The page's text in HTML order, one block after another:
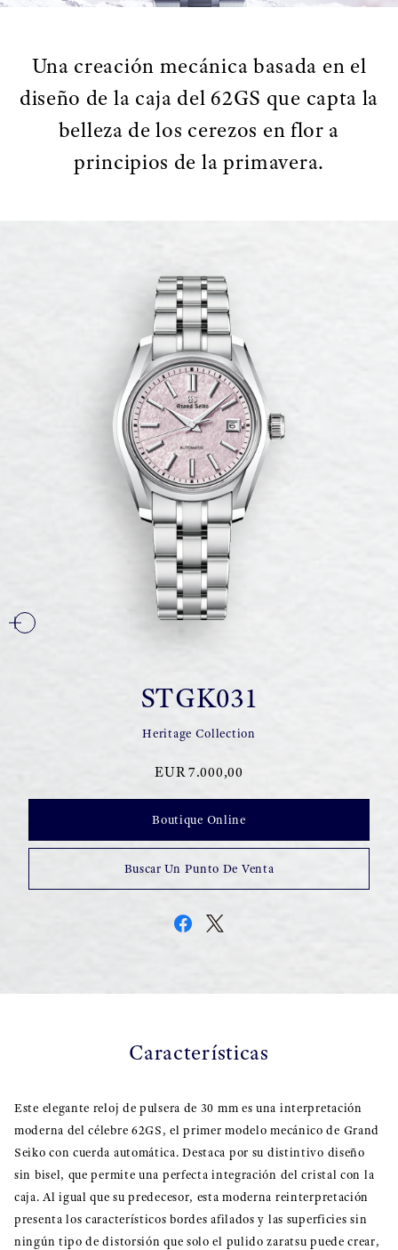
Una creación mecánica basada en el
diseño de la caja del 62GS que capta la
belleza de los cerezos en flor a
principios de la primavera.
STGK031
Heritage Collection
EUR 7.000,00
Boutique Online
Buscar Un Punto De Venta
Características
Este elegante reloj de pulsera de 30 mm es una interpretación
moderna del célebre 62GS, el primer modelo mecánico de Grand
Seiko con cuerda automática. Destaca por su distintivo diseño
sin bisel, que permite una perfecta integración del cristal con la
caja. Al igual que su predecesor, esta moderna reinterpretación
presenta los característicos bordes afilados y las superficies sin
ningún tipo de distorsión que solo el pulido zaratsu puede crear,